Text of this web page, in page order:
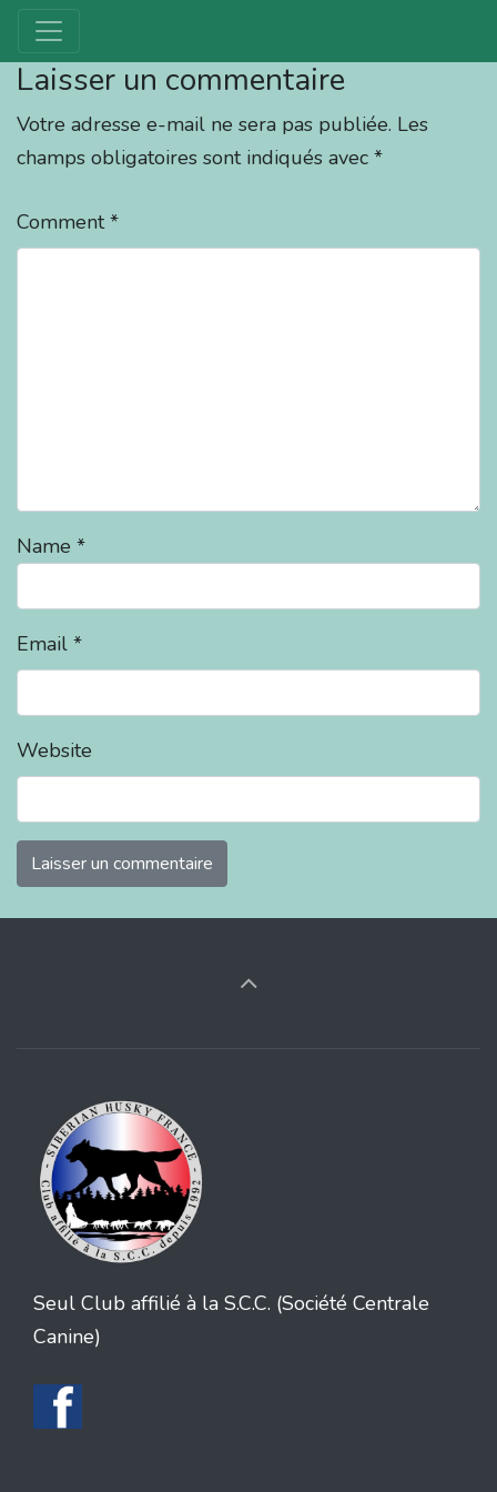
Laisser un commentaire
Votre adresse e-mail ne sera pas publiée. Les
champs obligatoires sont indiqués avec *
Comment*
Name *
Email *
Website
Seul Club affilié à la S.C.C. (Société Centrale
Canine)